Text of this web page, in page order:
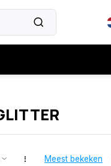
Meest bekeken